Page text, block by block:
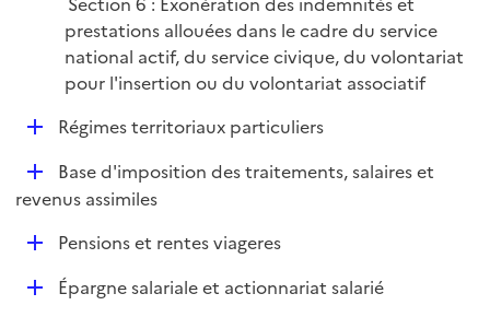
prestations allouées dans le cadre du service
national actif, du service civique, du volontariat
pour l'insertion ou du volontariat associatif
D
l
Régimes territoriaux particuliers
D
é
Base d'imposition des traitements, salaires et
revenus assimiles
DPensions et rentes viageres
DÉpargne salariale et actionnariat salarié